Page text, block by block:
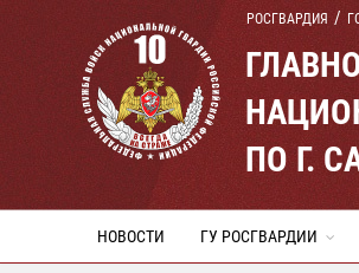
РОСГВАРДИЯ
ПО Г.
НОВОСТИ ГУ РОСГВАРДИИ